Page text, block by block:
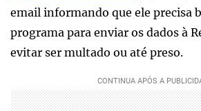
email informando que ele precisa
programa para enviar os dados à
evitar ser multado ou até preso.